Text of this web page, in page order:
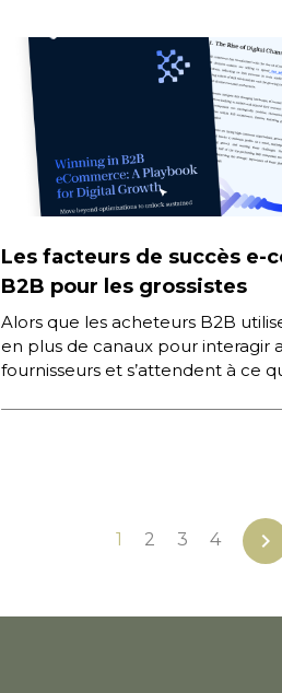
Les facteurs de succès e-
B2B pour les grossistes
Alors que les acheteurs B2B
en plus de canaux pour interagir
fournisseurs et s’attendent à ce
1 2 3 4 chevron_right